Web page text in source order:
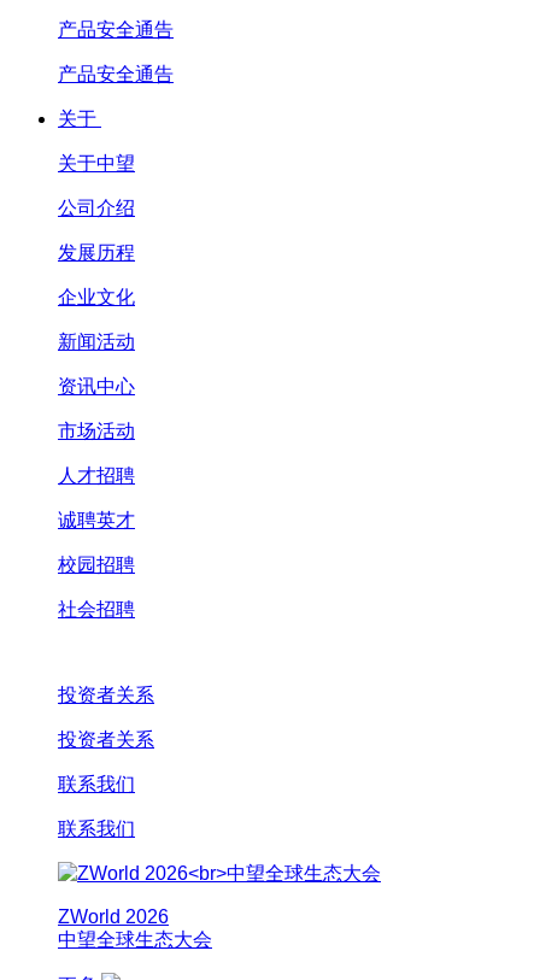
产品安全通告
产品安全通告
关于
关于中望
公司介绍
发展历程
企业文化
新闻活动
资讯中心
市场活动
人才招聘
诚聘英才
校园招聘
社会招聘
投资者关系
投资者关系
联系我们
联系我们
ZWorld 2026
中望全球生态大会